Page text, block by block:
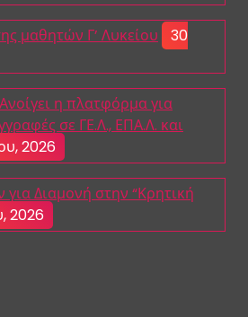
μαθητών Γ’ Λυκείου
30
η πλατφόρμα για
σε ΓΕ.Λ., ΕΠΑ.Λ. και
2026
Διαμονή στην “Κρητική
2026